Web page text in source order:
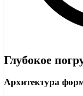
Глубокое
Архитектура